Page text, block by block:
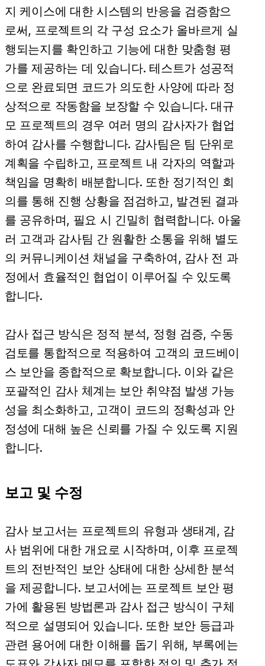
지 케이스에 대한 시스템의 반응을 검증함으
로써, 프로젝트의 각 구성 요소가 올바르게 실
행되는지를 확인하고 기능에 대한 맞춤형 평
가를 제공하는 데 있습니다. 테스트가 성공적
으로 완료되면 코드가 의도한 사양에 따라 정
상적으로 작동함을 보장할 수 있습니다. 대규
모 프로젝트의 경우 여러 명의 감사자가 협업
하여 감사를 수행합니다. 감사팀은 팀 단위로
계획을 수립하고, 프로젝트 내 각자의 역할과
책임을 명확히 배분합니다. 또한 정기적인 회
의를 통해 진행 상황을 점검하고, 발견된 결과
를 공유하며, 필요 시 긴밀히 협력합니다. 아울
러 고객과 감사팀 간 원활한 소통을 위해 별도
의 커뮤니케이션 채널을 구축하여, 감사 전 과
정에서 효율적인 협업이 이루어질 수 있도록
합니다.
감사 접근 방식은 정적 분석, 정형 검증, 수동
검토를 통합적으로 적용하여 고객의 코드베이
스 보안을 종합적으로 확보합니다. 이와 같은
포괄적인 감사 체계는 보안 취약점 발생 가능
성을 최소화하고, 고객이 코드의 정확성과 안
정성에 대해 높은 신뢰를 가질 수 있도록 지원
합니다.
보고 및 수정
감사 보고서는 프로젝트의 유형과 생태계, 감
사 범위에 대한 개요로 시작하며, 이후 프로젝
트의 전반적인 보안 상태에 대한 상세한 분석
을 제공합니다. 보고서에는 프로젝트 보안 평
가에 활용된 방법론과 감사 접근 방식이 구체
적으로 설명되어 있습니다. 또한 보안 등급과
관련 용어에 대한 이해를 돕기 위해, 부록에는